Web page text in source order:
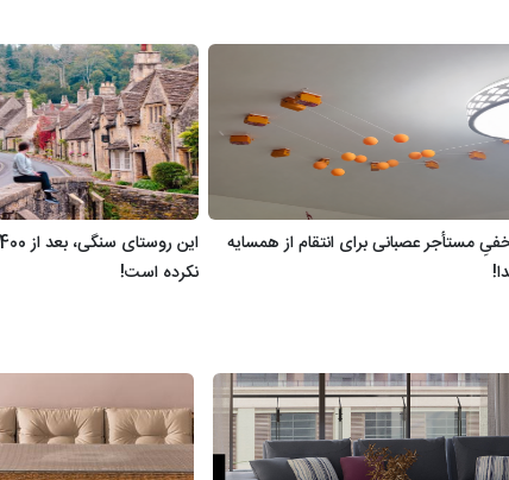
مستأجر عصبانی برای انتقام از همسایه
نکرده است!